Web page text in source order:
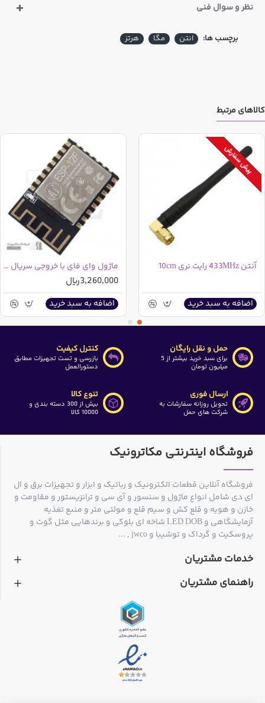
نظر و سوال فنی
برچسب ها: انتن مگا هرتز
کالاهای مرتبط
پیش سفارش
آنتن 433MHz رایت نری 10cm
اضافه به سبد خرید
ماژول وای فای با خروجی سریال ESP8266-12F
3,260,000ریال
اضافه به سبد خرید
حمل و نقل رایگان
برای سبد خرید بیشتر از 5
میلیون تومان
کنترل کیفیت
بازرسی و تست تجهیزات مطابق
دستورالعمل
ارسال فوری
تحویل روزانه سفارشات به
شرکت های حمل
تنوع کالا
بیش از 300 دسته بندی و
10000 کالا
فروشگاه اینترنتی مکاترونیک
فروشگاه آنلاین قطعات الکترونیک و رباتیک و ابزار و تجهیزات برق و ال
ای دی شامل انواع ماژول و سنسور و آی سی و ترانزیستور و مقاومت و
خازن و هویه و قلع کش و سیم قلع و مولتی متر و منبع تغذیه
آزمایشگاهی و LED DOB شاخه ای بلوکی و برندهایی مثل گوت و
پروسکیت و گرداک و توشیبا و jwco , ...
خدمات مشتریان
راهنمای مشتریان